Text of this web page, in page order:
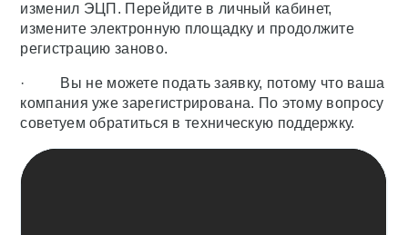
изменил ЭЦП. Перейдите в личный кабинет,
измените электронную площадку и продолжите
регистрацию заново.
· Вы не можете подать заявку, потому что ваша
компания уже зарегистрирована. По этому вопросу
советуем обратиться в техническую поддержку.